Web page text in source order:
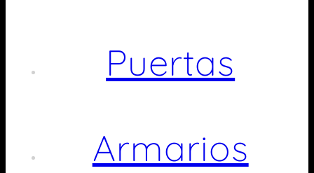
Puertas
Armarios